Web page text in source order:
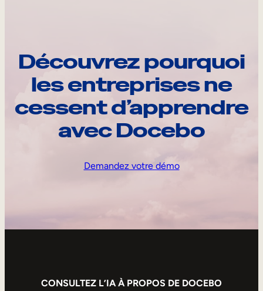
Découvrez pourquoi
les entreprises ne
cessent d’apprendre
avec Docebo
Demandez votre démo
CONSULTEZ L’IA À PROPOS DE DOCEBO